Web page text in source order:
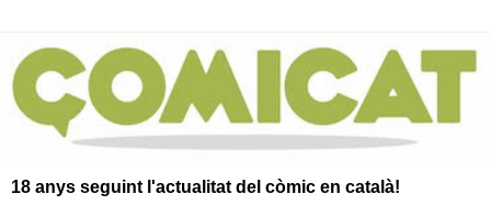
18 anys seguint l'actualitat del còmic en català!